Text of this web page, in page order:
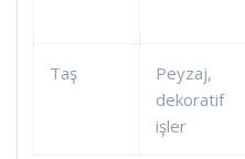
Taş
Peyzaj,
dekoratif
işler